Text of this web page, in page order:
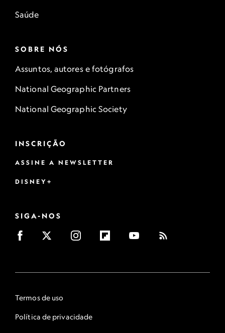
Saúde
SOBRE NÓS
Assuntos, autores e fotógrafos
National Geographic Partners
National Geographic Society
INSCRIÇÃO
ASSINE A NEWSLETTER
DISNEY+
SIGA-NOS
Termos de uso
Política de privacidade